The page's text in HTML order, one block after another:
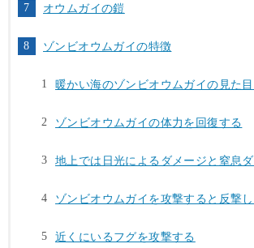
オウムガイの鎧
ゾンビオウムガイの特徴
暖かい海のゾンビオウムガイの見た
ゾンビオウムガイの体力を回復する
地上では日光によるダメージと窒息
ゾンビオウムガイを攻撃すると反撃
近くにいるフグを攻撃する